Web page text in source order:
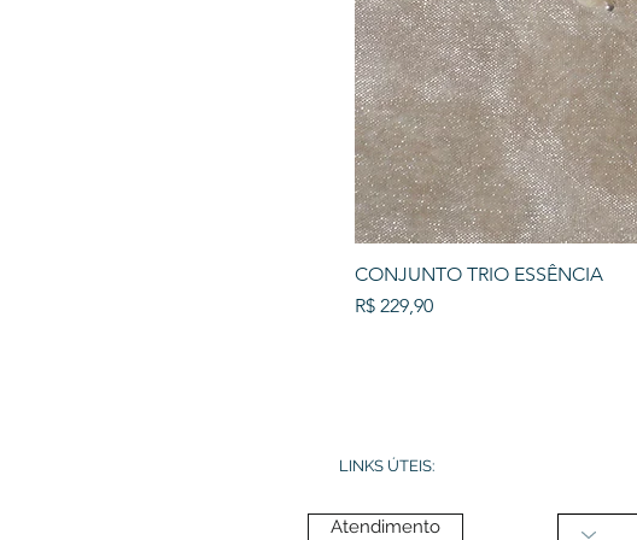
CONJUNTO TRIO ESSÊNCIA
Preço
R$ 229,90
LINKS ÚTEIS:
Atendimento